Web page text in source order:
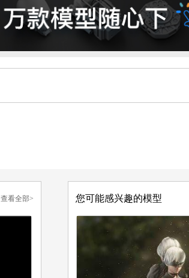
查看全部> 您可能感兴趣的模型